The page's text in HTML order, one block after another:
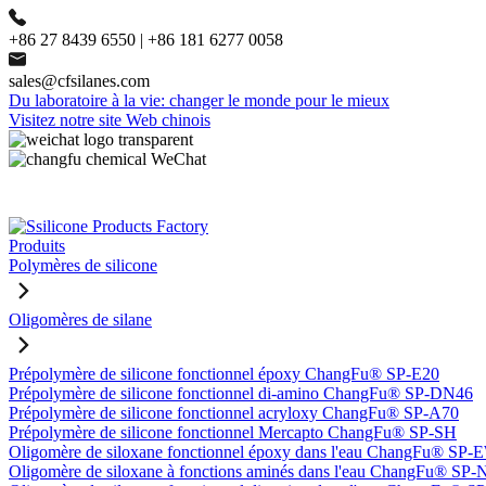
+86 27 8439 6550 | +86 181 6277 0058
sales@cfsilanes.com
Du laboratoire à la vie: changer le monde pour le mieux
Visitez notre site Web chinois
Produits
Polymères de silicone
Oligomères de silane
Prépolymère de silicone fonctionnel époxy ChangFu® SP-E20
Prépolymère de silicone fonctionnel di-amino ChangFu® SP-DN46
Prépolymère de silicone fonctionnel acryloxy ChangFu® SP-A70
Prépolymère de silicone fonctionnel Mercapto ChangFu® SP-SH
Oligomère de siloxane fonctionnel époxy dans l'eau ChangFu® SP-
Oligomère de siloxane à fonctions aminés dans l'eau ChangFu® SP-